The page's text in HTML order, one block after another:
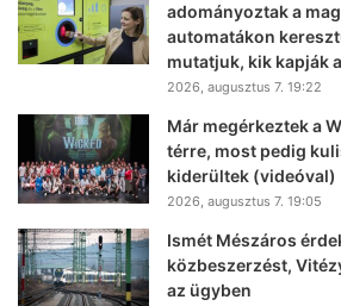
adományoztak a
automatákon
mutatjuk, kik kapják
2026, augusztus 7. 19:22
Már megérkeztek a
térre, most pedig
kiderültek (videóval)
2026, augusztus 7. 19:05
Ismét Mészáros
közbeszerzést,
az ügyben